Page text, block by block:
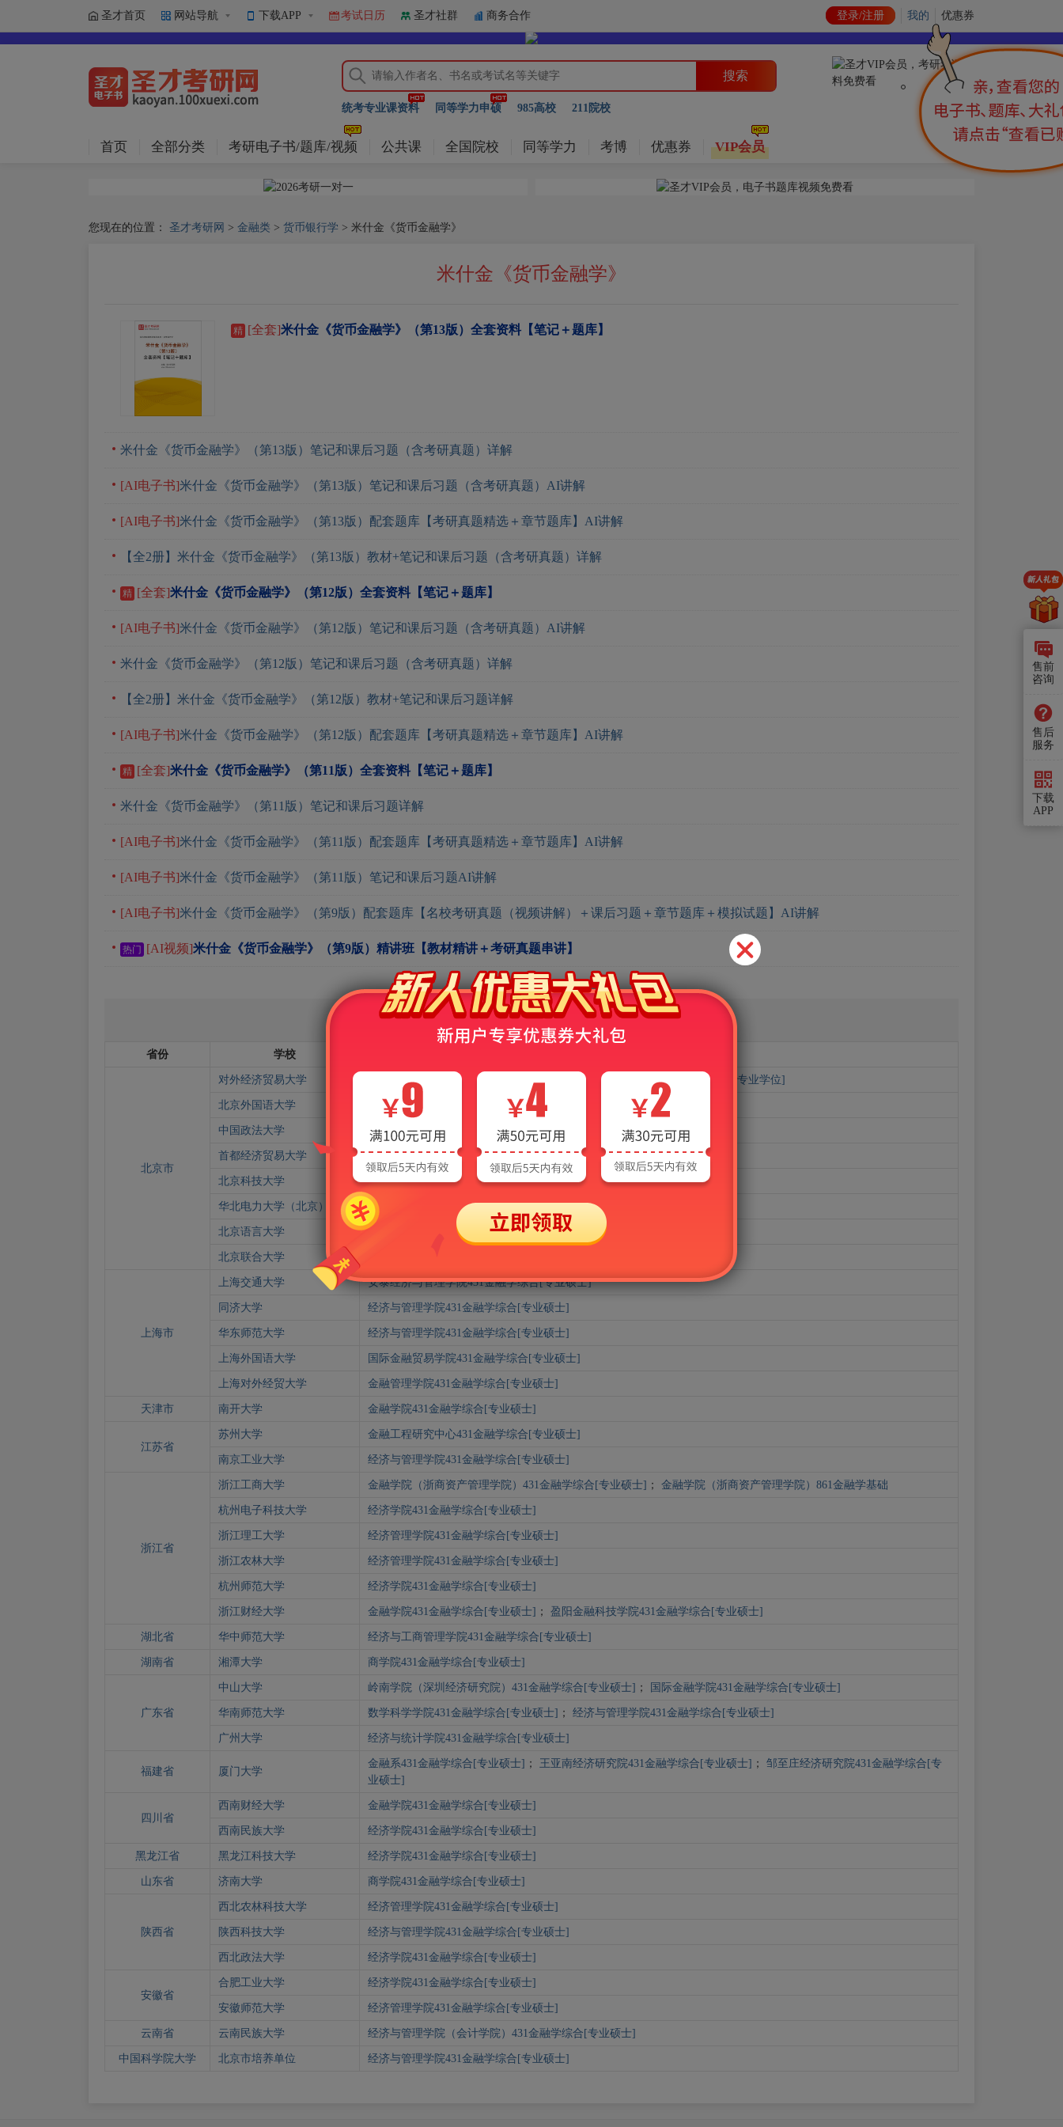
圣才首页 网站导航 下载APP 考试日历 圣才社群 商务合作 登录/注册 我的 优惠券
搜索
统考专业课资料 同等学力申硕 985高校 211院校
首页 全部分类 考研电子书/题库/视频 公共课 全国院校 同等学力 考博 优惠券 VIP会员
您现在的位置： 圣才考研网 > 金融类 > 货币银行学 > 米什金《货币金融学》
米什金《货币金融学》
精 [全套]米什金《货币金融学》（第13版）全套资料【笔记＋题库】
米什金《货币金融学》（第13版）笔记和课后习题（含考研真题）详解
[AI电子书]米什金《货币金融学》（第13版）笔记和课后习题（含考研真题）AI讲解
[AI电子书]米什金《货币金融学》（第13版）配套题库【考研真题精选＋章节题库】AI讲解
【全2册】米什金《货币金融学》（第13版）教材+笔记和课后习题（含考研真题）详解
精 [全套]米什金《货币金融学》（第12版）全套资料【笔记＋题库】
[AI电子书]米什金《货币金融学》（第12版）笔记和课后习题（含考研真题）AI讲解
米什金《货币金融学》（第12版）笔记和课后习题（含考研真题）详解
【全2册】米什金《货币金融学》（第12版）教材+笔记和课后习题详解
[AI电子书]米什金《货币金融学》（第12版）配套题库【考研真题精选＋章节题库】AI讲解
精 [全套]米什金《货币金融学》（第11版）全套资料【笔记＋题库】
米什金《货币金融学》（第11版）笔记和课后习题详解
[AI电子书]米什金《货币金融学》（第11版）配套题库【考研真题精选＋章节题库】AI讲解
[AI电子书]米什金《货币金融学》（第11版）笔记和课后习题AI讲解
[AI电子书]米什金《货币金融学》（第9版）配套题库【名校考研真题（视频讲解）＋课后习题＋章节题库＋模拟试题】AI讲解
热门 [AI视频]米什金《货币金融学》（第9版）精讲班【教材精讲＋考研真题串讲】
米什金《货币金融学》作为考研参考教材的院校汇总
省份 学校
北京市
对外经济贸易大学 国际经济贸易学院431金融学综合[专业学位] ； 中国金融学院431金融学综合[专业学位]
北京外国语大学 国际商学院431金融学综合（货币金融、公司财务）[专业硕士]
中国政法大学 商学院431金融学综合[专业硕士]
首都经济贸易大学 金融学院431金融学综合[专业硕士]
北京科技大学 经济管理学院431金融学综合[专业硕士]
华北电力大学（北京） 经济与管理学院431金融学综合[专业硕士]
北京语言大学 金融431金融学综合[专业硕士]
北京联合大学
上海市
上海交通大学 安泰经济与管理学院431金融学综合[专业硕士]
同济大学 经济与管理学院431金融学综合[专业硕士]
华东师范大学 经济与管理学院431金融学综合[专业硕士]
上海外国语大学 国际金融贸易学院431金融学综合[专业硕士]
上海对外经贸大学 金融管理学院431金融学综合[专业硕士]
天津市 南开大学 金融学院431金融学综合[专业硕士]
江苏省
苏州大学 金融工程研究中心431金融学综合[专业硕士]
南京工业大学 经济与管理学院431金融学综合[专业硕士]
浙江省
浙江工商大学 金融学院（浙商资产管理学院）431金融学综合[专业硕士] ； 金融学院（浙商资产管理学院）861金融学基础
杭州电子科技大学 经济学院431金融学综合[专业硕士]
浙江理工大学 经济管理学院431金融学综合[专业硕士]
浙江农林大学 经济管理学院431金融学综合[专业硕士]
杭州师范大学 经济学院431金融学综合[专业硕士]
浙江财经大学 金融学院431金融学综合[专业硕士] ； 盈阳金融科技学院431金融学综合[专业硕士]
湖北省 华中师范大学 经济与工商管理学院431金融学综合[专业硕士]
湖南省 湘潭大学 商学院431金融学综合[专业硕士]
广东省
中山大学 岭南学院（深圳经济研究院）431金融学综合[专业硕士] ； 国际金融学院431金融学综合[专业硕士]
华南师范大学 数学科学学院431金融学综合[专业硕士] ； 经济与管理学院431金融学综合[专业硕士]
广州大学 经济与统计学院431金融学综合[专业硕士]
福建省 厦门大学
金融系431金融学综合[专业硕士] ； 王亚南经济研究院431金融学综合[专业硕士] ； 邹至庄经济研究院431金融学综合[专
业硕士]
四川省
西南财经大学 金融学院431金融学综合[专业硕士]
西南民族大学 经济学院431金融学综合[专业硕士]
黑龙江省 黑龙江科技大学 经济学院431金融学综合[专业硕士]
山东省 济南大学 商学院431金融学综合[专业硕士]
陕西省
西北农林科技大学 经济管理学院431金融学综合[专业硕士]
陕西科技大学 经济与管理学院431金融学综合[专业硕士]
西北政法大学 经济学院431金融学综合[专业硕士]
安徽省
合肥工业大学 经济学院431金融学综合[专业硕士]
安徽师范大学 经济管理学院431金融学综合[专业硕士]
云南省 云南民族大学 经济与管理学院（会计学院）431金融学综合[专业硕士]
中国科学院大学 北京市培养单位 经济与管理学院431金融学综合[专业硕士]
售前
咨询
售后
服务
下载
APP